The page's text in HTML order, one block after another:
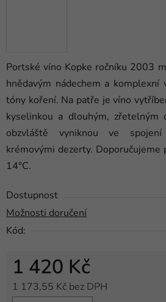
Portské víno Kopke ročníku 2003
hnědavým nádechem a komplexní
tóny koření. Na patře je víno
kyselinkou a dlouhým, zřetelným
obzvláště vyniknou ve
krémovými dezerty.
14°C.
Dostupnost
Možnosti doručení
Kód:
1 420 Kč
1 173,55 Kč bez DPH